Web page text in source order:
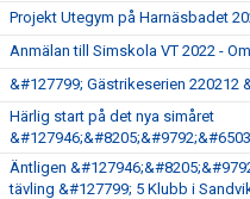
Projekt Utegym på Harnäsbadet
Anmälan till Simskola VT 2022 -
&#127799; Gästrikeserien 220212
Härlig start på det nya simåret
Äntligen
tävling &#127799; 5 Klubb i